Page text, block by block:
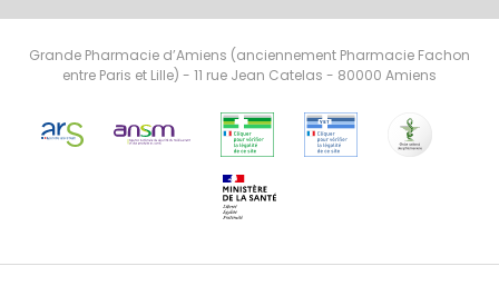
Grande Pharmacie d’Amiens (anciennement Pharmacie Fachon
entre Paris et Lille) - 11 rue Jean Catelas - 80000 Amiens